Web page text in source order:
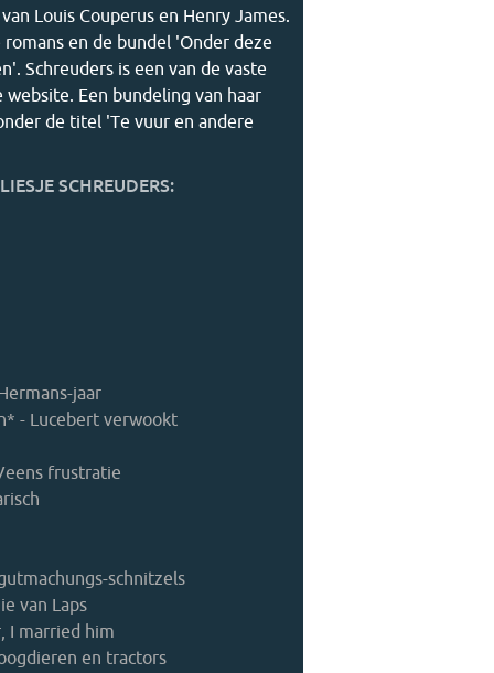
Louis Couperus en Henry James.
en de bundel 'Onder deze
Schreuders is een van de vaste
Een bundeling van haar
de titel 'Te vuur en andere
SCHREUDERS:
jaar
- Lucebert verwookt
frustratie
schnitzels
van Laps
I married him
en tractors